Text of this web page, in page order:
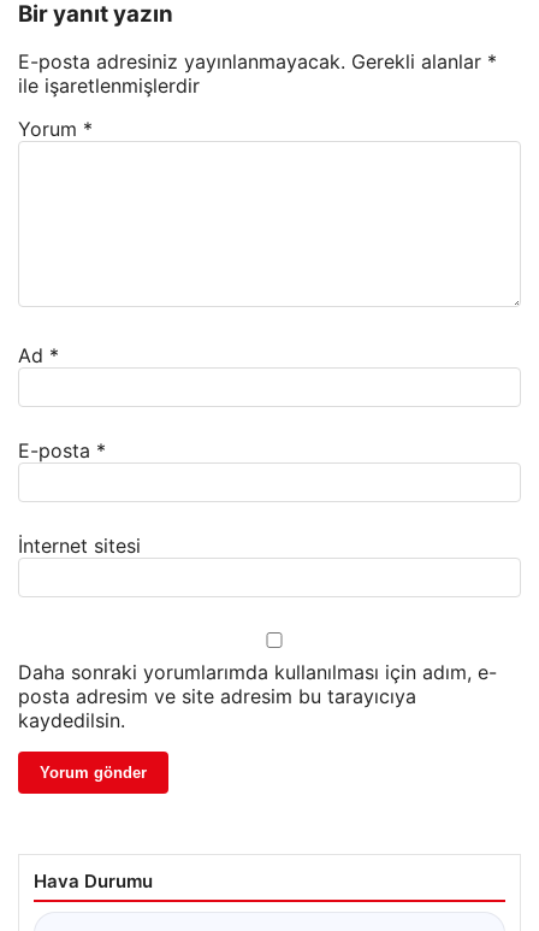
Bir yanıt yazın
E-posta adresiniz yayınlanmayacak. Gerekli alanlar *
ile işaretlenmişlerdir
Yorum *
Ad *
E-posta *
İnternet sitesi
Daha sonraki yorumlarımda kullanılması için adım, e-
posta adresim ve site adresim bu tarayıcıya
kaydedilsin.
Hava Durumu